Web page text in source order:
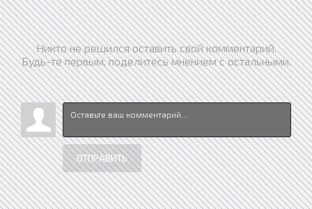
Никто не решился оставить свой комментарий.
Будь-те первым, поделитесь мнением с остальными.
ОТПРАВИТЬ